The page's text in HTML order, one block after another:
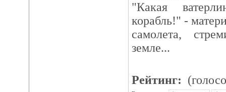
"Какая
корабль!" -
самолета,
земле...
Рейтинг: